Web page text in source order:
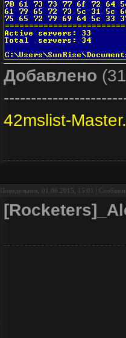
Добавлено
42mslist-
Понедельник, 01.06.2015, 15:01 |